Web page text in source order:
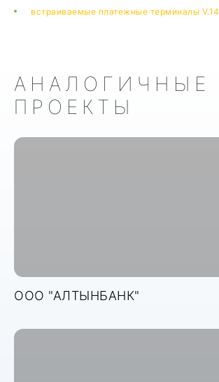
встраиваемые платежные терминалы V.14
АНАЛОГИЧНЫЕ
ПРОЕКТЫ
ООО "АЛТЫНБАНК"